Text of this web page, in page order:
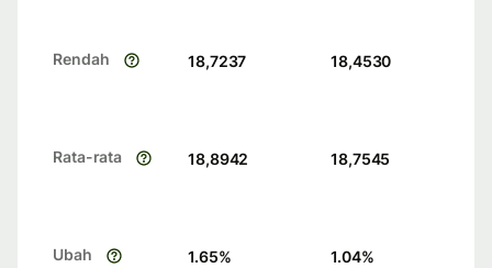
Rendah 18,7237 18,4530
Rata-rata 18,8942 18,7545
Ubah 1.65% 1.04%